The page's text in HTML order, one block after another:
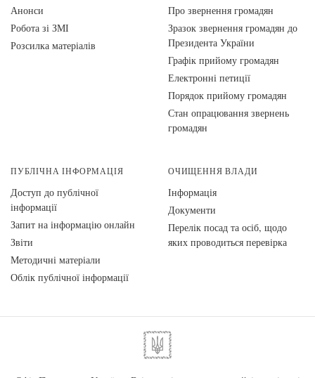
Анонси
Робота зі ЗМІ
Розсилка матеріалів
Про звернення громадян
Зразок звернення громадян до
Президента України
Графік прийому громадян
Електронні петиції
Порядок прийому громадян
Стан опрацювання звернень
громадян
ПУБЛІЧНА ІНФОРМАЦІЯ
Доступ до публічної
інформації
Запит на інформацію онлайн
Звіти
Методичні матеріали
Облік публічної інформації
ОЧИЩЕННЯ ВЛАДИ
Інформація
Документи
Перелік посад та осіб, щодо
яких проводиться перевірка